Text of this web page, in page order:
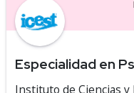
Especialidad en
Instituto de Ciencias